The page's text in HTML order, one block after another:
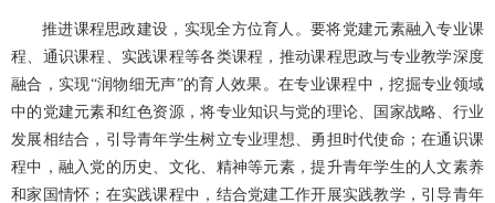
推进课程思政建设，实现全方位育人。要将党建元素融入专业课
程、通识课程、实践课程等各类课程，推动课程思政与专业教学深度
融合，实现“润物细无声”的育人效果。在专业课程中，挖掘专业领域
中的党建元素和红色资源，将专业知识与党的理论、国家战略、行业
发展相结合，引导青年学生树立专业理想、勇担时代使命；在通识课
程中，融入党的历史、文化、精神等元素，提升青年学生的人文素养
和家国情怀；在实践课程中，结合党建工作开展实践教学，引导青年